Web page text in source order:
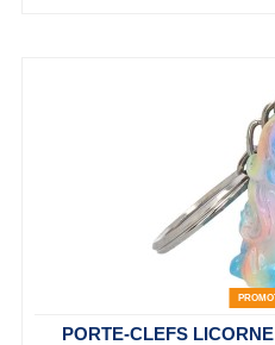
PORTE-CLEFS